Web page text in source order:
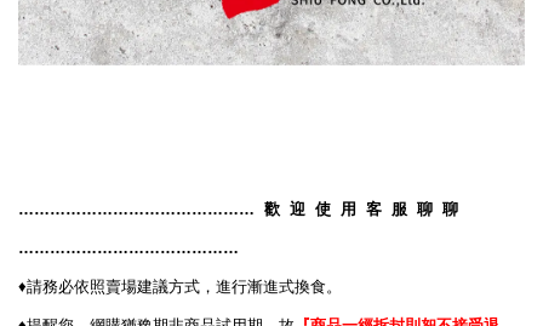
……………………………………… 歡 迎 使 用 客 服 聊 聊
……………………………………
♦️請務必依照賣場建議方式，進行漸進式換食。